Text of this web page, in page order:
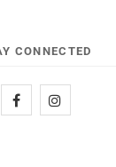
CONNECTED